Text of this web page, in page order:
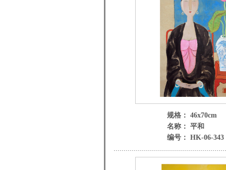
规格： 46x70cm
名称： 平和
编号： HK-06-343